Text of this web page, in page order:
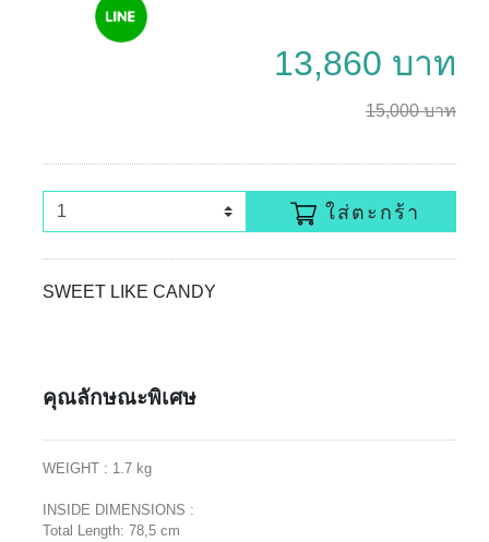
13,860 บาท
15,000 บาท
ใส่ตะกร้า
SWEET LIKE CANDY
คุณลักษณะพิเศษ
WEIGHT : 1.7 kg
INSIDE DIMENSIONS :
Total Length: 78,5 cm